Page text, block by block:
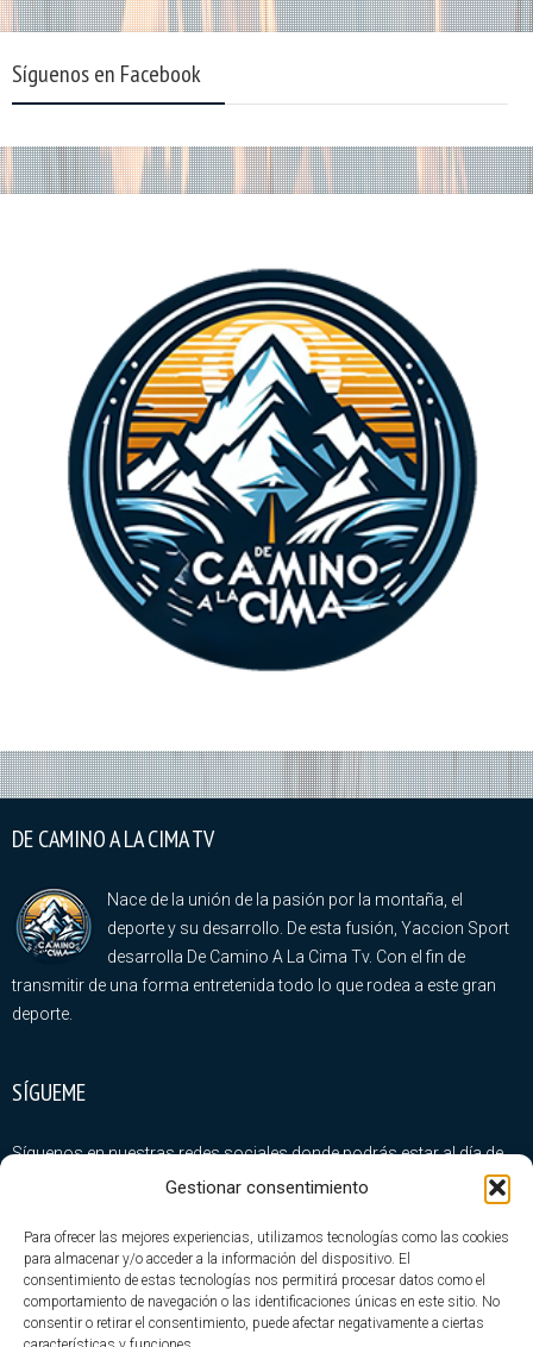
Gestionar consentimiento
Para ofrecer las mejores experiencias, utilizamos tecnologías como las cookies
para almacenar y/o acceder a la información del dispositivo. El
consentimiento de estas tecnologías nos permitirá procesar datos como el
comportamiento de navegación o las identificaciones únicas en este sitio. No
consentir o retirar el consentimiento, puede afectar negativamente a ciertas
Síguenos en Facebook
DE CAMINO A LA CIMA TV
Nace de la unión de la pasión por la montaña, el
deporte y su desarrollo. De esta fusión, Yaccion Sport
desarrolla De Camino A La Cima Tv. Con el fin de
transmitir de una forma entretenida todo lo que rodea a este gran
deporte.
SÍGUEME
Síguenos en nuestras redes sociales donde podrás estar al día de
todas nuestras novedades